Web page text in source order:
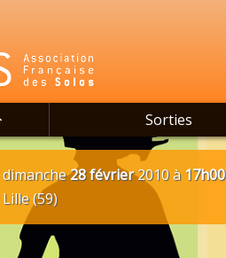
Sorties
dimanche28 février2010 à 17h00
Lille (59)